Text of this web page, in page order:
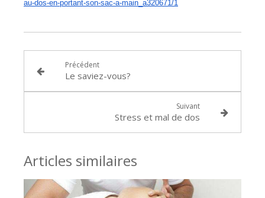
au-dos-en-portant-son-sac-a-main_a320671/1
Précédent
Le saviez-vous?
Suivant
Stress et mal de dos
Articles similaires